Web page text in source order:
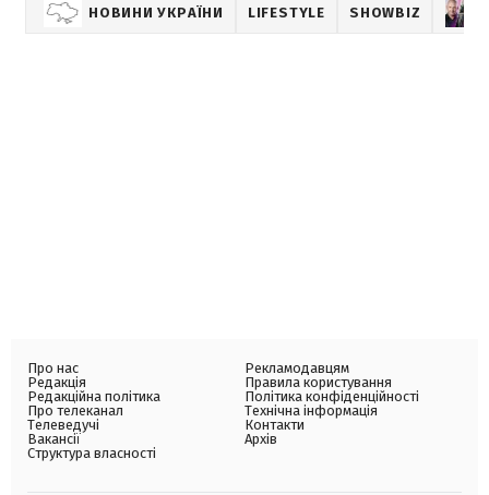
НОВИНИ УКРАЇНИ LIFESTYLE SHOWBIZ
Про нас
Редакція
Редакційна політика
Про телеканал
Телеведучі
Вакансії
Структура власності
Рекламодавцям
Правила користування
Політика конфіденційності
Технічна інформація
Контакти
Архів